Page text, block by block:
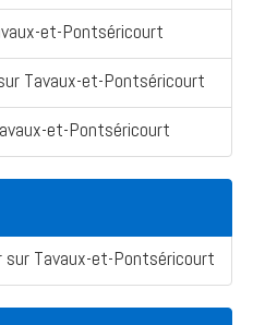
et-Pontséricourt
Tavaux-et-Pontséricourt
et-Pontséricourt
sur Tavaux-et-Pontséricourt